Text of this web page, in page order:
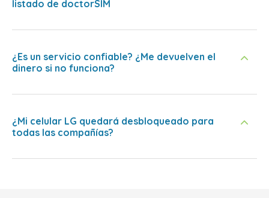
listado de doctorSIM
¿Es un servicio confiable? ¿Me devuelven el
dinero si no funciona?
¿Mi celular LG quedará desbloqueado para
todas las compañías?